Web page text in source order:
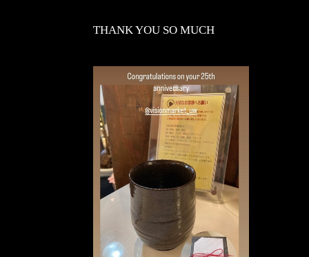
THANK YOU SO MUCH